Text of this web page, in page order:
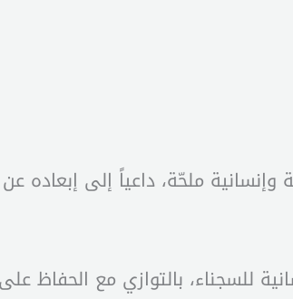
ملحّة، داعياً إلى إبعاده عن
للسجناء، بالتوازي مع الحفاظ